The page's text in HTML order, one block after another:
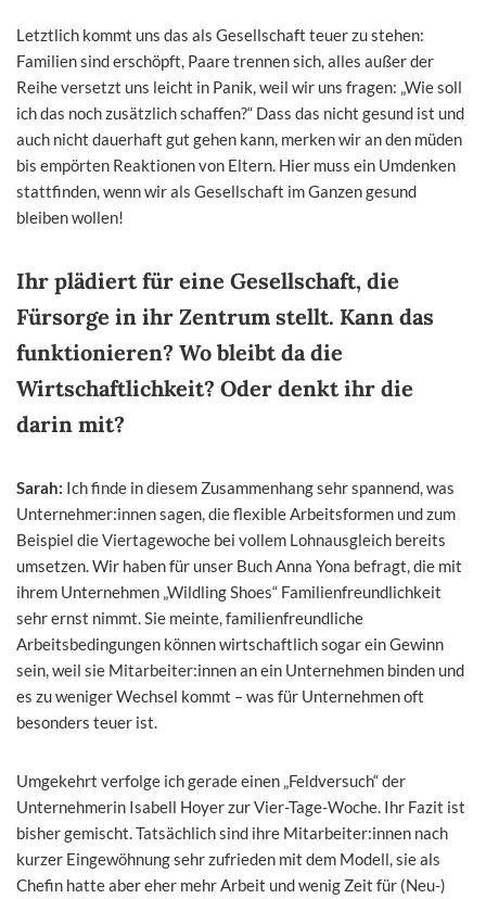
Letztlich kommt uns das als Gesellschaft teuer zu stehen:
Familien sind erschöpft, Paare trennen sich, alles außer der
Reihe versetzt uns leicht in Panik, weil wir uns fragen: „Wie soll
ich das noch zusätzlich schaffen?“ Dass das nicht gesund ist und
auch nicht dauerhaft gut gehen kann, merken wir an den müden
bis empörten Reaktionen von Eltern. Hier muss ein Umdenken
stattfinden, wenn wir als Gesellschaft im Ganzen gesund
bleiben wollen!
Ihr plädiert für eine Gesellschaft, die
Fürsorge in ihr Zentrum stellt. Kann das
funktionieren? Wo bleibt da die
Wirtschaftlichkeit? Oder denkt ihr die
darin mit?
Sarah: Ich finde in diesem Zusammenhang sehr spannend, was
Unternehmer:innen sagen, die flexible Arbeitsformen und zum
Beispiel die Viertagewoche bei vollem Lohnausgleich bereits
umsetzen. Wir haben für unser Buch Anna Yona befragt, die mit
ihrem Unternehmen „Wildling Shoes“ Familienfreundlichkeit
sehr ernst nimmt. Sie meinte, familienfreundliche
Arbeitsbedingungen können wirtschaftlich sogar ein Gewinn
sein, weil sie Mitarbeiter:innen an ein Unternehmen binden und
es zu weniger Wechsel kommt – was für Unternehmen oft
besonders teuer ist.
Umgekehrt verfolge ich gerade einen „Feldversuch“ der
Unternehmerin Isabell Hoyer zur Vier-Tage-Woche. Ihr Fazit ist
bisher gemischt. Tatsächlich sind ihre Mitarbeiter:innen nach
kurzer Eingewöhnung sehr zufrieden mit dem Modell, sie als
Chefin hatte aber eher mehr Arbeit und wenig Zeit für (Neu-)